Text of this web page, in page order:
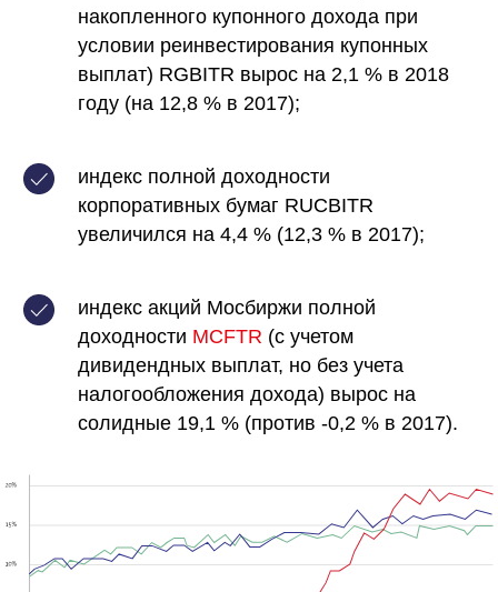
накопленного купонного дохода при
условии реинвестирования купонных
выплат) RGBITR вырос на 2,1 % в 2018
году (на 12,8 % в 2017);
индекс полной доходности
корпоративных бумаг RUCBITR
увеличился на 4,4 % (12,3 % в 2017);
индекс акций Мосбиржи полной
доходности MCFTR (с учетом
дивидендных выплат, но без учета
налогообложения дохода) вырос на
солидные 19,1 % (против -0,2 % в 2017).